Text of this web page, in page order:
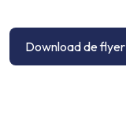
Download de flyer